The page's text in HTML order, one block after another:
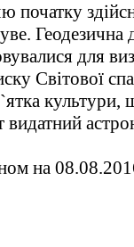
початку
Геодезична
для
видатний
на